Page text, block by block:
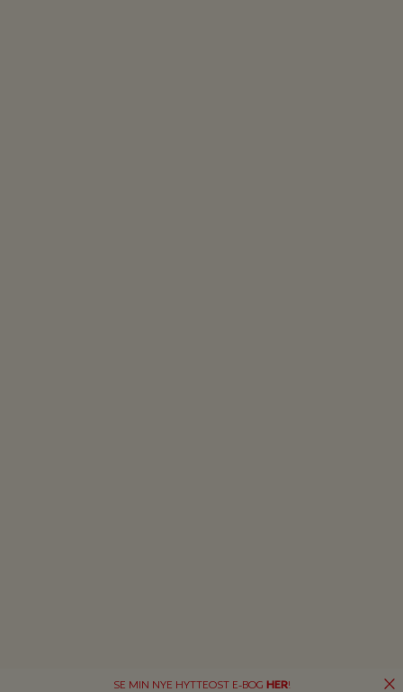
SE MIN NYE HYTTEOST E-BOG HER!